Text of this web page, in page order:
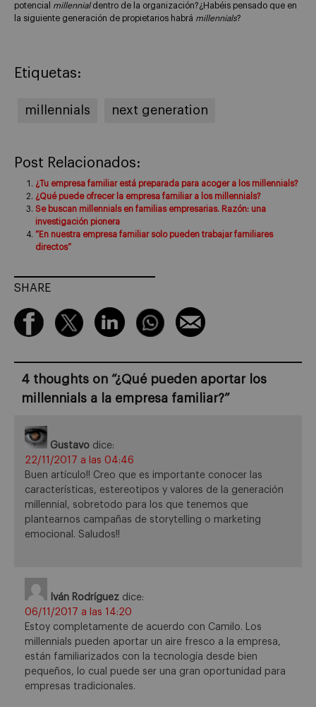
potencial millennialdentro de la organización?¿Habéis pensado que en
la siguiente generación de propietarios habrá millennials?
Etiquetas:
millennials next generation
Post Relacionados:
¿Tu empresa familiar está preparada para acoger a los millennials?
¿Qué puede ofrecer la empresa familiar a los millennials?
Se buscan millennials en familias empresarias. Razón: una
investigación pionera
“En nuestra empresa familiar solo pueden trabajar familiares
directos”
SHARE
4 thoughts on “¿Qué pueden aportar los
millennials a la empresa familiar?”
Gustavo dice:
22/11/2017 a las 04:46
Buen artículo!! Creo que es importante conocer las
características, estereotipos y valores de la generación
millennial, sobretodo para los que tenemos que
plantearnos campañas de storytelling o marketing
emocional. Saludos!!
Iván Rodríguez dice:
06/11/2017 a las 14:20
Estoy completamente de acuerdo con Camilo. Los
millennials pueden aportar un aire fresco a la empresa,
están familiarizados con la tecnología desde bien
pequeños, lo cual puede ser una gran oportunidad para
empresas tradicionales.